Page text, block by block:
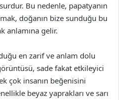
Bu nedenle, papatyanın
doğanın bize sunduğu bu
anlamına gelir.
en zarif ve anlam dolu
sade fakat etkileyici
çok insanın beğenisini
beyaz yaprakları ve sarı